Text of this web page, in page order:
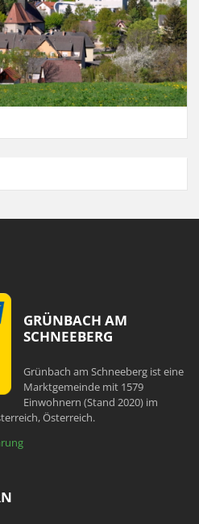
GRÜNBACH AM
SCHNEEBERG
Grünbach am Schneeberg ist eine
Marktgemeinde mit 1579
Einwohnern (Stand 2020) im
Österreich.